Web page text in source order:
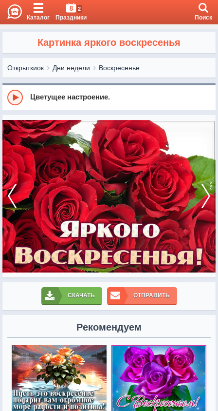
Каталог
8 2
Праздники Поиск
Картинка яркого воскресенья
Открыткиок Дни недели Воскресенье
Цветущее настроение.
СКАЧАТЬ ОТПРАВИТЬ
Рекомендуем